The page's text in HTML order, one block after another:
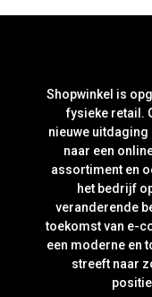
Shopwinkel is
fysieke retail.
nieuwe uitdaging
naar een
assortiment en
het bedrijf
veranderende
toekomst van e-
een moderne en
streeft naar